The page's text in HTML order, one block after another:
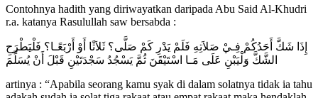
Contohnya hadith yang diriwayatkan daripada Abu Said Al-Khudri
r.a. katanya Rasulullah saw bersabda :
إِذَا شَكَّ أَحَدُكُمْ فِـيْ صَلاَتِهِ فَلَمْ يَدْرِ كَمْ صَلَّى؟ ثَلاَثًا أَوْ أَرْبَعًـا؟ فَلْيَطْرَحِ
الشَّكَّ وَلْيَبْنِ عَلَى مَـا اسْتَيْقَنَ ثُمَّ يَسْجُدُ سَجْدَتَيْنِ قَبْلَ أَنْ يُسَلِّمَ
artinya : “Apabila seorang kamu syak di dalam solatnya tidak ia tahu